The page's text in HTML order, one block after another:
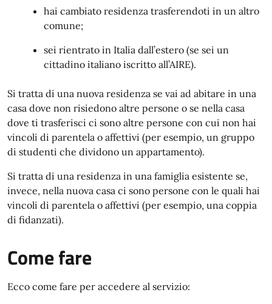
hai cambiato residenza trasferendoti in un altro
comune;
sei rientrato in Italia dall’estero (se sei un
cittadino italiano iscritto all’AIRE).
Si tratta di una nuova residenza se vai ad abitare in una
casa dove non risiedono altre persone o se nella casa
dove ti trasferisci ci sono altre persone con cui non hai
vincoli di parentela o affettivi (per esempio, un gruppo
di studenti che dividono un appartamento).
Si tratta di una residenza in una famiglia esistente se,
invece, nella nuova casa ci sono persone con le quali hai
vincoli di parentela o affettivi (per esempio, una coppia
di fidanzati).
Come fare
Ecco come fare per accedere al servizio: